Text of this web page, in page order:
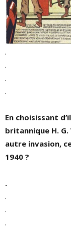
.
.
.
.
En choisissant d’
britannique H.
autre invasion,
1940 ?
.
.
.
.